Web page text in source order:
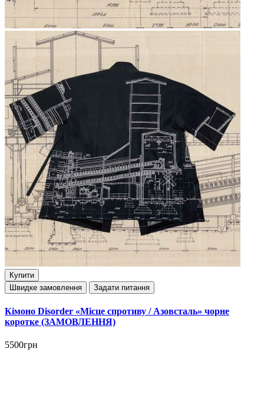
Купити
Швидке замовлення
Задати питання
Кімоно Disorder «Місце спротиву / Азовсталь» чорне
коротке (ЗАМОВЛЕННЯ)
5500грн